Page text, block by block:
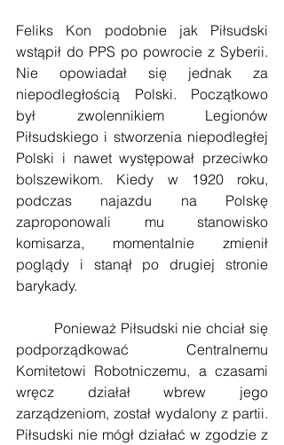
Feliks Kon podobnie jak Piłsudski
wstąpił do PPS po powrocie z Syberii.
Nie opowiadał się jednak za
niepodległością Polski. Początkowo
był zwolennikiem Legionów
Piłsudskiego i stworzenia niepodległej
Polski i nawet występował przeciwko
bolszewikom. Kiedy w 1920 roku,
podczas najazdu na Polskę
zaproponowali mu stanowisko
komisarza, momentalnie zmienił
poglądy i stanął po drugiej stronie
barykady.
podporządkować Centralnemu
Komitetowi Robotniczemu, a czasami
wręcz działał wbrew jego
zarządzeniom, został wydalony z partii.
Piłsudski nie mógł działać w zgodzie z